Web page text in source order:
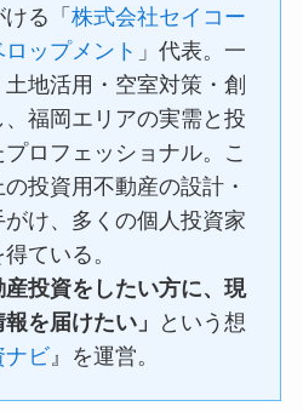
ける「株式会社セイコー
ップメント 」代表。一
地活用・空室対策・創
福岡エリアの実需と投
ロフェッショナル。こ
投資用不動産の設計・
け、多くの個人投資家
ている。
産投資をしたい方に、現
を届けたい」
という想
ナビ 』を運営。